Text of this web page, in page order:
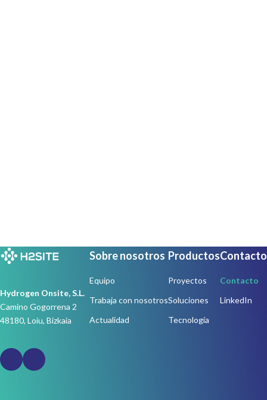
Hydrogen Onsite, S.L.
Camino Gogorrena 2
48180, Loiu, Bizkaia
Sobre nosotros
Equipo
Trabaja con nosotros
Actualidad
Productos
Proyectos
Soluciones
Tecnología
Contacto
Contacto
LinkedIn